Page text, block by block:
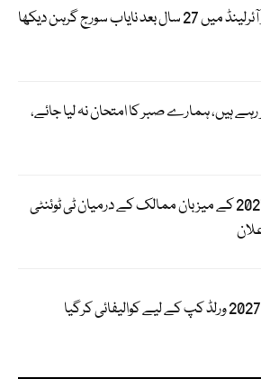
برطانیہ اور آئرلینڈ میں 27 سال بعد نایاب سورج گرہن دیکھا
ہیں، ہمارے صبر کا امتحان نہ لیا جائے،
ورلڈ کپ 2027 کے میزبان ممالک کے درمیان ٹی ٹوئنٹی